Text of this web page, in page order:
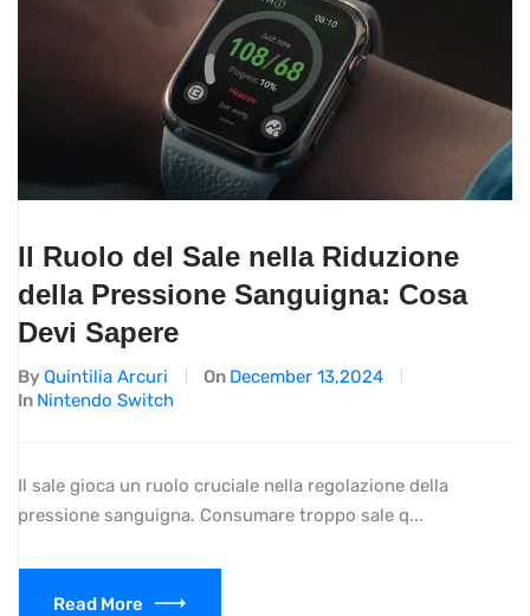
Il Ruolo del Sale nella Riduzione
della Pressione Sanguigna: Cosa
Devi Sapere
By Quintilia Arcuri On December 13,2024
In Nintendo Switch
Il sale gioca un ruolo cruciale nella regolazione della
pressione sanguigna. Consumare troppo sale q...
Read More